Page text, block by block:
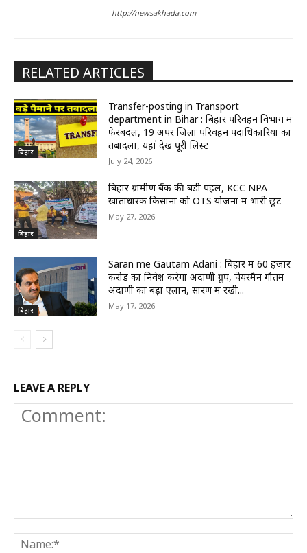
http://newsakhada.com
RELATED ARTICLES
बिहार
Transfer-posting in Transport
department in Bihar : बिहार परिवहन विभाग में
फेरबदल, 19 अपर जिला परिवहन पदाधिकारियों का
तबादला, यहां देखें पूरी लिस्ट
July 24, 2026
बिहार
बिहार ग्रामीण बैंक की बड़ी पहल, KCC NPA
खाताधारक किसानों को OTS योजना में भारी छूट
May 27, 2026
बिहार
Saran me Gautam Adani : बिहार में 60 हजार
करोड़ का निवेश करेगा अदाणी ग्रुप, चेयरमैन गौतम
अदाणी का बड़ा एलान, सारण में रखी...
May 17, 2026
LEAVE A REPLY
Comment: